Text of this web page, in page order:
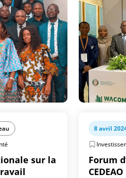
sur la
8 avril
Forum
CEDEAO